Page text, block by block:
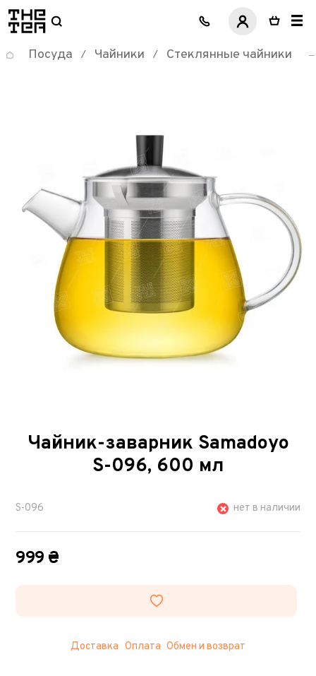
логотип
Посуда / Чайники / Стеклянные чайники
Чайник-заварник Samadoyo
S-096, 600 мл
S-096 нет в наличии
999 ₴
Доставка Оплата Обмен и возврат